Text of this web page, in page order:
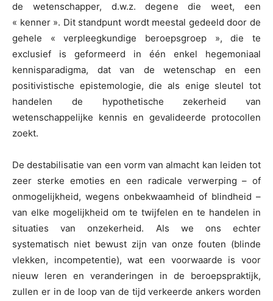
de wetenschapper, d.w.z. degene die weet, een
« kenner ». Dit standpunt wordt meestal gedeeld door de
gehele « verpleegkundige beroepsgroep », die te
exclusief is geformeerd in één enkel hegemoniaal
kennisparadigma, dat van de wetenschap en een
positivistische epistemologie, die als enige sleutel tot
handelen de hypothetische zekerheid van
wetenschappelijke kennis en gevalideerde protocollen
zoekt.
De destabilisatie van een vorm van almacht kan leiden tot
zeer sterke emoties en een radicale verwerping – of
onmogelijkheid, wegens onbekwaamheid of blindheid –
van elke mogelijkheid om te twijfelen en te handelen in
situaties van onzekerheid. Als we ons echter
systematisch niet bewust zijn van onze fouten (blinde
vlekken, incompetentie), wat een voorwaarde is voor
nieuw leren en veranderingen in de beroepspraktijk,
zullen er in de loop van de tijd verkeerde ankers worden